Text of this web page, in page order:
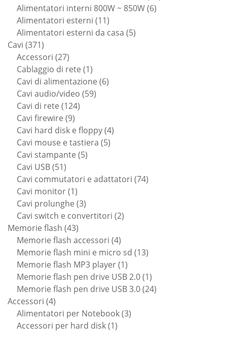
Alimentatori interni 800W ~ 850W 66
Alimentatori esterni 1111
prodotti
Alimentatori esterni da casa 55
Cavi 371371
prodotti
Accessori 2727
prodotti
Cablaggio di rete 11
prodotto
Cavi di alimentazione 66
Cavi audio/video 5959
Cavi di rete 124124
Cavi firewire 99
prodotti
Cavi hard disk e floppy 44
Cavi mouse e tastiera 55
Cavi stampante 55
Cavi USB 5151
prodotti
Cavi commutatori e adattatori 7474
Cavi monitor 11
prodotto
Cavi prolunghe 33
prodotti
Cavi switch e convertitori 22
Memorie flash 4343
prodotti
Memorie flash accessori 44
prodotti
Memorie flash mini e micro sd 1313
Memorie flash MP3 player 11
prodotto
Memorie flash pen drive USB 2.0 11
prodotto
Memorie flash pen drive USB 3.0 2424
Accessori 44
prodotti
Alimentatori per Notebook 33
Accessori per hard disk 11